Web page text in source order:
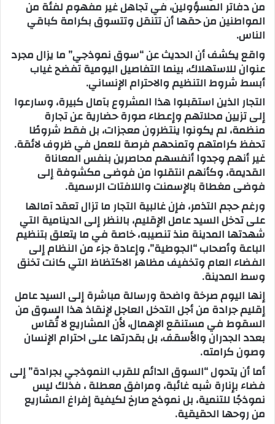
من دفاتر المسؤولين، في تجاهل غير مفهوم لفئة من
المواطنين من حقها أن تتنقل وتتسوق بكرامة كباقي
الناس.
واقع يكشف أن الحديث عن “سوق نموذجي” ما يزال مجرد
عنوان للاستهلاك، بينما التفاصيل اليومية تفضح غياب
أبسط شروط التنظيم والاحترام الإنساني.
التجار الذين استقبلوا هذا المشروع بآمال كبيرة، وسارعوا
إلى تزيين محلاتهم وإعطاء صورة حضارية عن تجارة
منظمة، لم يكونوا ينتظرون معجزات، بل فقط شروطًا
تحفظ كرامتهم وتمنحهم فرصة للعمل في ظروف لائقة.
غير أنهم وجدوا أنفسهم محاصرين بنفس المعاناة
القديمة، وكأنهم انتقلوا من فوضى مكشوفة إلى
فوضى مغطاة بالإسمنت واللافتات الرسمية.
ورغم حجم التذمر، فإن غالبية التجار ما تزال تعقد آمالها
على تدخل السيد عامل الإقليم، بالنظر إلى الدينامية التي
شهدتها المدينة منذ تنصيبه، خاصة في ما يتعلق بتنظيم
الباعة وأصحاب “الجوطية”، وإعادة جزء من النظام إلى
الفضاء العام وتخفيف مظاهر الاكتظاظ التي كانت تخنق
وسط المدينة.
إنها اليوم صرخة واضحة ورسالة مباشرة إلى السيد عامل
إقليم جرادة من أجل التدخل العاجل لإنقاذ هذا السوق من
السقوط في مستنقع الإهمال، لأن المشاريع لا تُقاس
بعدد الجدران والأسقف، بل بقدرتها على احترام الإنسان
وصون كرامته.
أما أن يتحول “السوق الدائم للقرب النموذجي بجرادة” إلى
فضاء بإنارة شبه غائبة، ومرافق معطلة ، فذلك ليس
نموذجًا للتنمية، بل نموذج صارخ لكيفية إفراغ المشاريع
من روحها الحقيقية.